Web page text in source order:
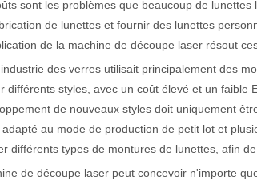
sont les problèmes que beaucoup de
de lunettes et fournir des lunettes
de la machine de découpe laser résout
des verres utilisait principalement des
différents styles, avec un coût élevé et un
de nouveaux styles doit uniquement
au mode de production de petit lot et
différents types de montures de lunettes, afin
de découpe laser peut concevoir n'importe